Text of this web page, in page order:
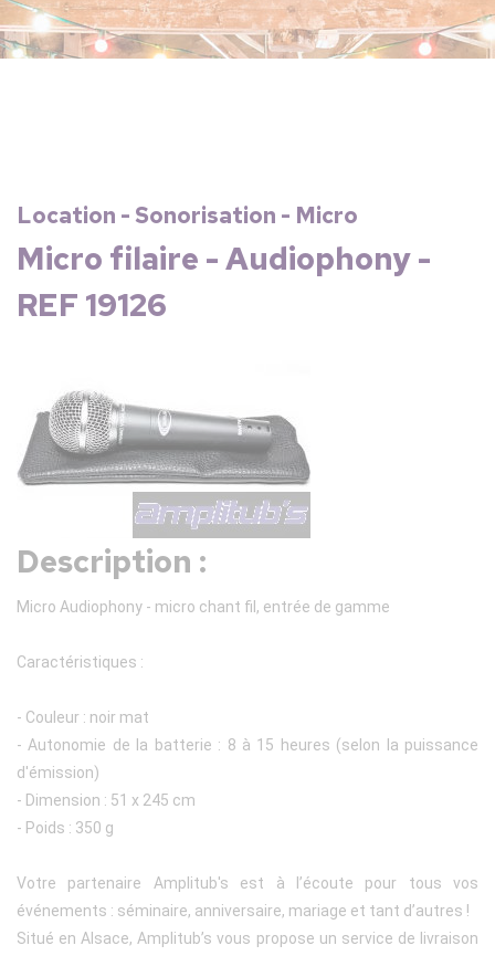
Location - Sonorisation - Micro
Micro filaire - Audiophony -
REF 19126
Description :
Micro Audiophony - micro chant fil, entrée de gamme
Caractéristiques :
- Couleur : noir mat
- Autonomie de la batterie : 8 à 15 heures (selon la puissance
d'émission)
- Dimension : 51 x 245 cm
- Poids : 350 g
Votre partenaire Amplitub's est à l’écoute pour tous vos
événements : séminaire, anniversaire, mariage et tant d’autres !
Situé en Alsace, Amplitub’s vous propose un service de livraison